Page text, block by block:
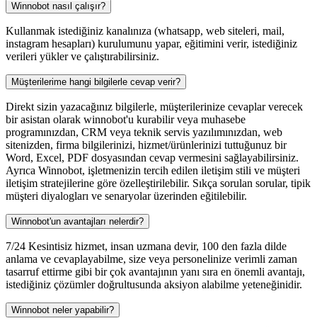
Winnobot nasıl çalışır?
Kullanmak istediğiniz kanalınıza (whatsapp, web siteleri, mail,
instagram hesapları) kurulumunu yapar, eğitimini verir, istediğiniz
verileri yükler ve çalıştırabilirsiniz.
Müşterilerime hangi bilgilerle cevap verir?
Direkt sizin yazacağınız bilgilerle, müşterilerinize cevaplar verecek
bir asistan olarak winnobot'u kurabilir veya muhasebe
programınızdan, CRM veya teknik servis yazılımınızdan, web
sitenizden, firma bilgilerinizi, hizmet/ürünlerinizi tuttuğunuz bir
Word, Excel, PDF dosyasından cevap vermesini sağlayabilirsiniz.
Ayrıca Winnobot, işletmenizin tercih edilen iletişim stili ve müşteri
iletişim stratejilerine göre özelleştirilebilir. Sıkça sorulan sorular, tipik
müşteri diyalogları ve senaryolar üzerinden eğitilebilir.
Winnobot'un avantajları nelerdir?
7/24 Kesintisiz hizmet, insan uzmana devir, 100 den fazla dilde
anlama ve cevaplayabilme, size veya personelinize verimli zaman
tasarruf ettirme gibi bir çok avantajının yanı sıra en önemli avantajı,
istediğiniz çözümler doğrultusunda aksiyon alabilme yeteneğinidir.
Winnobot neler yapabilir?